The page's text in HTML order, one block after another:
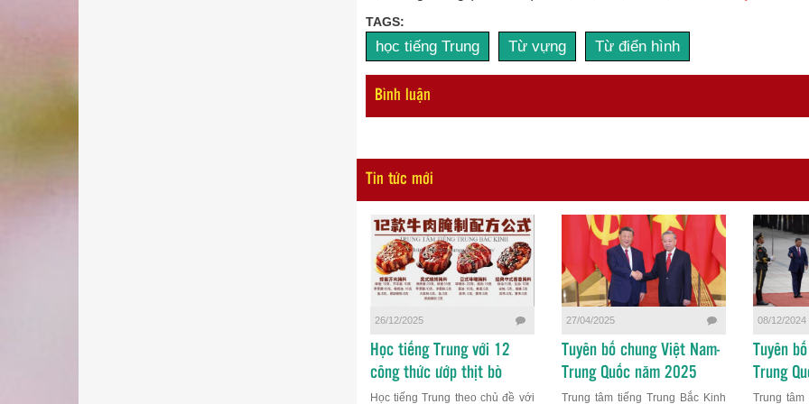
TAGS:
học tiếng Trung Từ vựng Từ điển hình
Bình luận
Tin tức mới
26/12/2025
Học tiếng Trung với 12
công thức ướp thịt bò
Học tiếng Trung theo chủ đề với
27/04/2025
Tuyên bố chung Việt Nam-
Trung Quốc năm 2025
Trung tâm tiếng Trung Bắc Kinh
08/12/2024
Tuyên
Trung
Trung tâm